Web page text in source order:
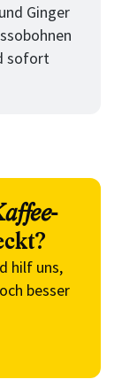
Ginger
sofort
hilf uns,
besser